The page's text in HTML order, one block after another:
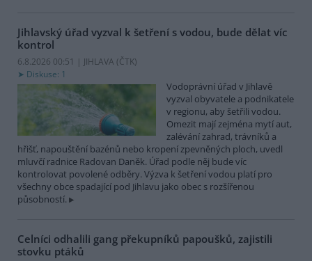
Jihlavský úřad vyzval k šetření s vodou, bude dělat víc
kontrol
6.8.2026 00:51 | JIHLAVA (ČTK)
Diskuse: 1
Vodoprávní úřad v Jihlavě
vyzval obyvatele a podnikatele
v regionu, aby šetřili vodou.
Omezit mají zejména mytí aut,
zalévání zahrad, trávníků a
hřišť, napouštění bazénů nebo kropení zpevněných ploch, uvedl
mluvčí radnice Radovan Daněk. Úřad podle něj bude víc
kontrolovat povolené odběry. Výzva k šetření vodou platí pro
všechny obce spadající pod Jihlavu jako obec s rozšířenou
působností.
Celníci odhalili gang překupníků papoušků, zajistili
stovku ptáků